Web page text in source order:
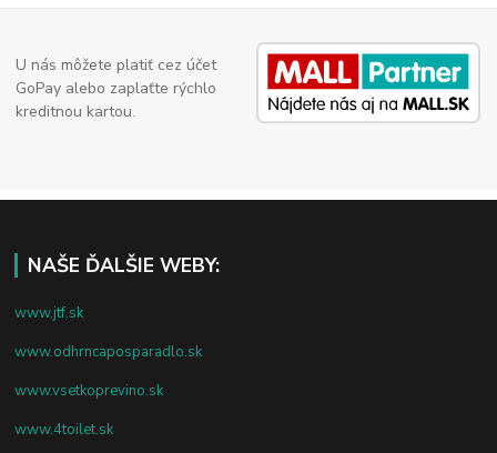
U nás môžete platiť cez účet
GoPay alebo zaplaťte rýchlo
kreditnou kartou.
NAŠE ĎALŠIE WEBY:
www.jtf.sk
www.odhrncaposparadlo.sk
www.vsetkoprevino.sk
www.4toilet.sk